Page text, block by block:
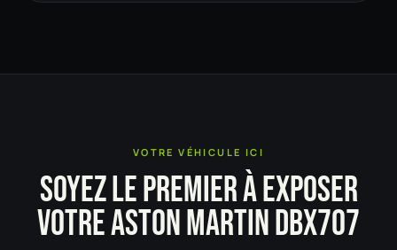
VOTRE VÉHICULE ICI
SOYEZ LE PREMIER À EXPOSER
VOTRE ASTON MARTIN DBX707